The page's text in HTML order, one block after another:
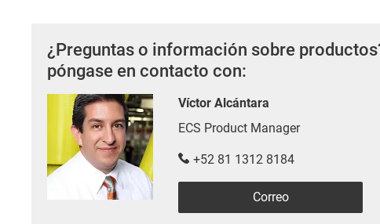
¿Preguntas o información sobre
póngase en contacto con:
Víctor Alcántara
ECS Product Manager
+52 81 1312 8184
Correo